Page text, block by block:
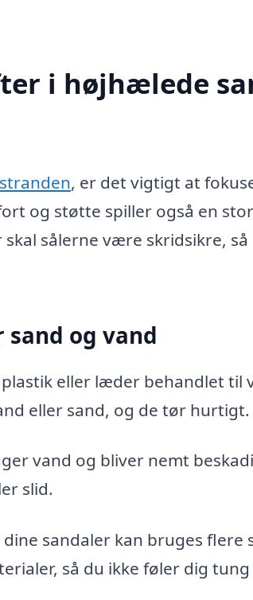
i højhælede
, er det vigtigt at
og støtte spiller også en
sålerne være skridsikre,
og vand
eller læder behandlet til
eller sand, og de tør hurtigt.
vand og bliver nemt
slid.
sandaler kan bruges flere
så du ikke føler dig tung